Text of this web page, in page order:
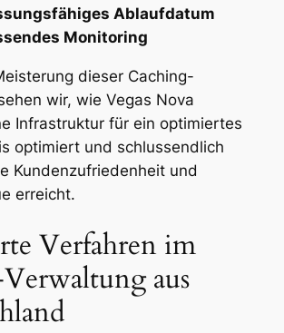
Ablaufdatum
Monitoring
dieser Caching-
wir, wie Vegas Nova
Infrastruktur für ein optimiertes
optimiert und schlussendlich
Kundenzufriedenheit und
erreicht.
Verfahren im
aus